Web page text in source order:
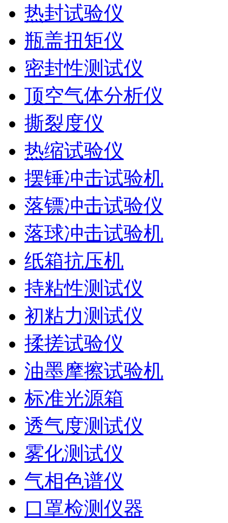
热封试验仪
瓶盖扭矩仪
密封性测试仪
顶空气体分析仪
撕裂度仪
热缩试验仪
摆锤冲击试验机
落镖冲击试验仪
落球冲击试验机
纸箱抗压机
持粘性测试仪
初粘力测试仪
揉搓试验仪
油墨摩擦试验机
标准光源箱
透气度测试仪
雾化测试仪
气相色谱仪
口罩检测仪器